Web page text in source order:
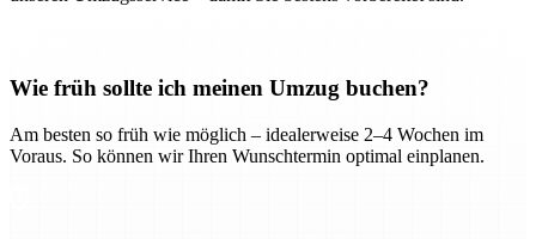
Wie früh sollte ich meinen Umzug buchen?
Am besten so früh wie möglich – idealerweise 2–4 Wochen im
Voraus. So können wir Ihren Wunschtermin optimal einplanen.